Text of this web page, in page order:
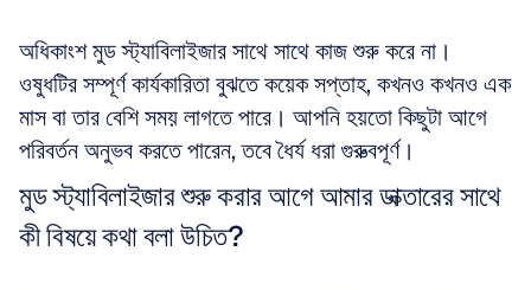
অধিকাংশ মুড স্ট্যাবিলাইজার সাথে সাথে কাজ শুরু করে না।
ওষুধটির সম্পূর্ণ কার্যকারিতা বুঝতে কয়েক সপ্তাহ, কখনও কখনও এক
মাস বা তার বেশি সময় লাগতে পারে। আপনি হয়তো কিছুটা আগে
পরিবর্তন অনুভব করতে পারেন, তবে ধৈর্য ধরা গুরুত্বপূর্ণ।
মুড স্ট্যাবিলাইজার শুরু করার আগে আমার ডাক্তারের সাথে
কী বিষয়ে কথা বলা উচিত?